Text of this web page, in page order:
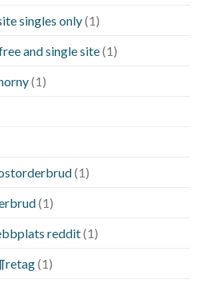
singles only(1)
and single site(1)
(1)
(1)
(1)
reddit(1)
(1)